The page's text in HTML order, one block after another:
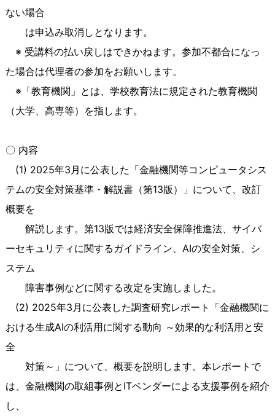
ない場合
は申込み取消しとなります。
※ 受講料の払い戻しはできかねます。参加不都合になっ
た場合は代理者の参加をお願いします。
※「教育機関」とは、学校教育法に規定された教育機関
（大学、高専等）を指します。
〇 内容
(1) 2025年3月に公表した「金融機関等コンピュータシス
テムの安全対策基準・解説書（第13版）」について、改訂
概要を
解説します。第13版では経済安全保障推進法、サイバ
ーセキュリティに関するガイドライン、 AIの安全対策、シ
ステム
障害事例などに関する改定を実施しました。
(2) 2025年3月に公表した調査研究レポート「金融機関に
おける生成AIの利活用に関する動向 ～効果的な利活用と安
全
対策～」について、概要を説明します。本レポートで
は、金融機関の取組事例と ITベンダーによる支援事例を紹介
し、